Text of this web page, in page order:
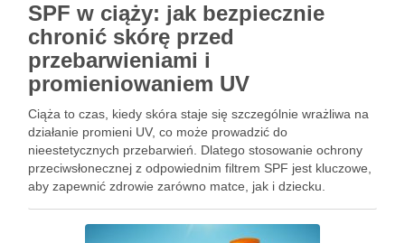
SPF w ciąży: jak bezpiecznie
chronić skórę przed
przebarwieniami i
promieniowaniem UV
Ciąża to czas, kiedy skóra staje się szczególnie wrażliwa na
działanie promieni UV, co może prowadzić do
nieestetycznych przebarwień. Dlatego stosowanie ochrony
przeciwsłonecznej z odpowiednim filtrem SPF jest kluczowe,
aby zapewnić zdrowie zarówno matce, jak i dziecku.
fotostarzeniu się skóry, ale także minimalizuje ryzyko …